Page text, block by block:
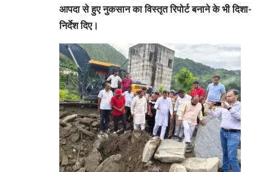
आपदा से हुए नुकसान का विस्तृत रिपोर्ट बनाने के भी दिशा-
निर्देश दिए।